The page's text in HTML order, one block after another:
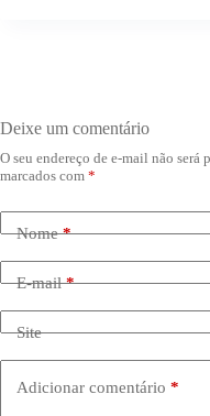
Deixe um comentário
O seu endereço de e-mail não será
marcados com *
Nome*
E-mail*
Site
Adicionar comentário *